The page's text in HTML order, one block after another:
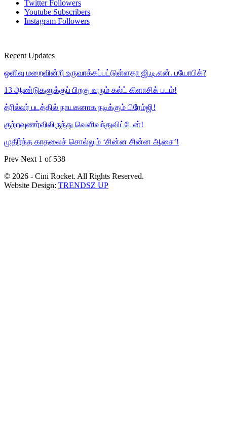
Twitter Followers
Youtube Subscribers
Instagram Followers
Recent Updates
ஒளிவு மறைவின்றி உருவாக்கப்பட்டுள்ளதா ஜி.டி.என். பயோபிக்?
13 ஆண்டுகளுக்குப் பிறகு வரும் கல்ட் கிளாசிக் படம்!
த்ரில்லர் படத்தில் நாயகனாக நடிக்கும் பிரேம்ஜி!
குற்றவுணர்விலிருந்து வெளிவந்துவிட்டேன்!
முதிர்ந்த காதலைச் சொல்லும் ‘சின்ன சின்ன ஆசை’!
Prev Next 1 of 538
© 2026 - Cini Rocket. All Rights Reserved.
Website Design: TRENDSZ UP